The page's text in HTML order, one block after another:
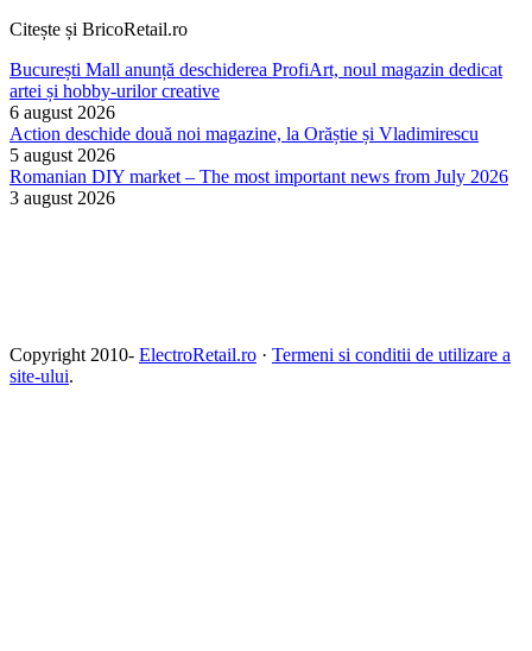
Citește și BricoRetail.ro
București Mall anunță deschiderea ProfiArt, noul magazin dedicat
artei și hobby-urilor creative
6 august 2026
Action deschide două noi magazine, la Orăștie și Vladimirescu
5 august 2026
Romanian DIY market – The most important news from July 2026
3 august 2026
Copyright 2010- ElectroRetail.ro · Termeni si conditii de utilizare a
site-ului.